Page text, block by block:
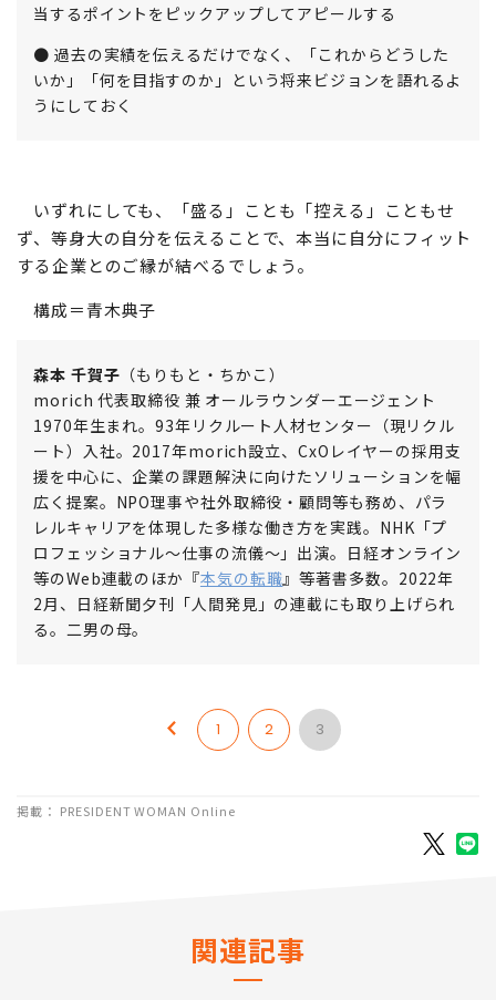
当するポイントをピックアップしてアピールする
● 過去の実績を伝えるだけでなく、「これからどうした
いか」「何を目指すのか」という将来ビジョンを語れるよ
うにしておく
いずれにしても、「盛る」ことも「控える」こともせ
ず、等身大の自分を伝えることで、本当に自分にフィット
する企業とのご縁が結べるでしょう。
構成＝青木典子
森本 千賀子 （もりもと・ちかこ）
morich 代表取締役 兼 オールラウンダーエージェント
1970年生まれ。93年リクルート人材センター（現リクル
ート）入社。2017年morich設立、CxOレイヤーの採用支
援を中心に、企業の課題解決に向けたソリューションを幅
広く提案。NPO理事や社外取締役・顧問等も務め、パラ
レルキャリアを体現した多様な働き方を実践。NHK「プ
ロフェッショナル～仕事の流儀～」出演。日経オンライン
等のWeb連載のほか『本気の転職』等著書多数。2022年
2月、日経新聞夕刊「人間発見」の連載にも取り上げられ
る。二男の母。
1 2 3
掲載： PRESIDENT WOMAN Online
関連記事